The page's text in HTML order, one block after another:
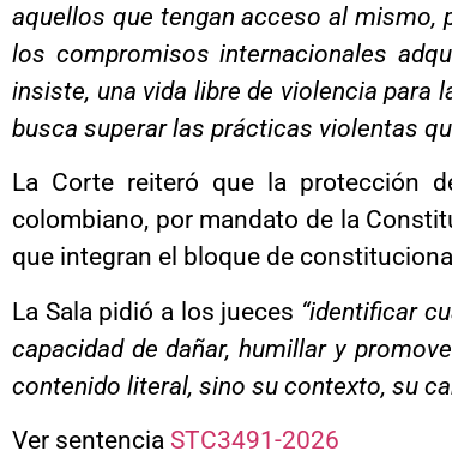
aquellos que tengan acceso al mismo,
los compromisos internacionales
insiste, una vida libre de violencia para
busca superar las prácticas violentas
La Corte reiteró que la protección
colombiano, por mandato de la
que integran el bloque de
La Sala pidió a los jueces “identificar
capacidad de dañar, humillar y
contenido literal, sino su contexto, su
Ver sentencia STC3491-2026